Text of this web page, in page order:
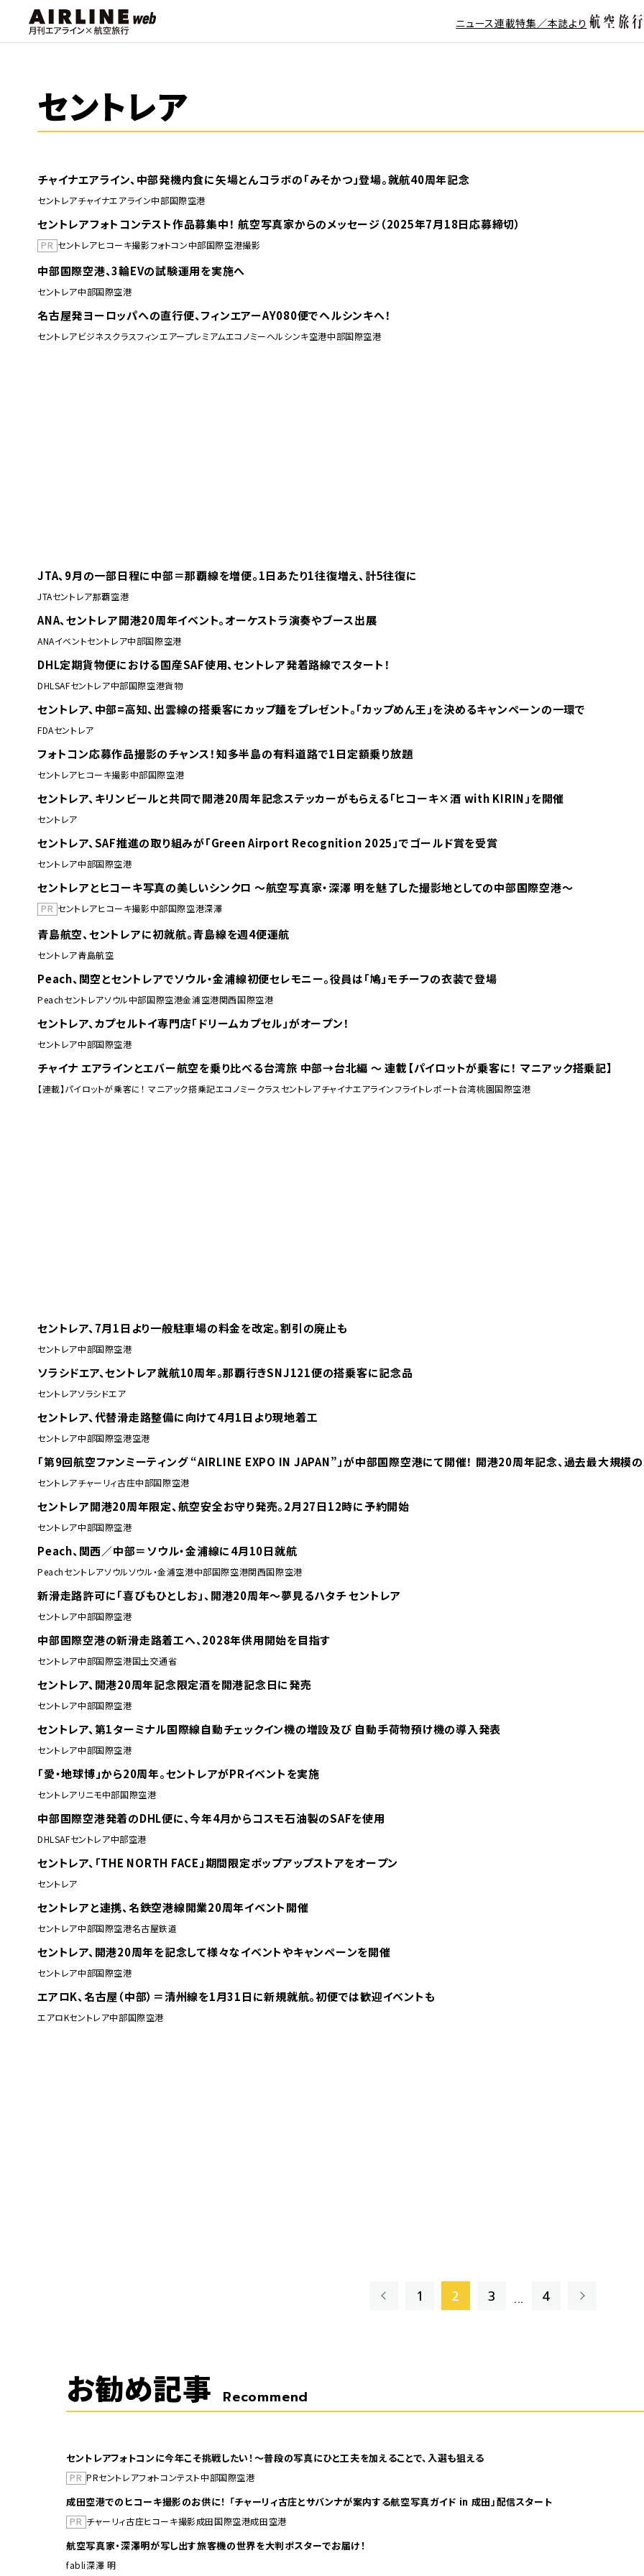
ニュース連載特集／本誌より
セントレア
チャイナエアライン、中部発機内食に矢場とんコラボの「みそかつ」登場。就航40周年記念
セントレアチャイナエアライン中部国際空港
セントレアフォトコンテスト作品募集中！ 航空写真家からのメッセージ（2025年7月18日応募締切）
PR セントレアヒコーキ撮影フォトコン中部国際空港撮影
中部国際空港、3輪EVの試験運用を実施へ
セントレア中部国際空港
名古屋発ヨーロッパへの直行便、フィンエアーAY080便でヘルシンキへ！
セントレアビジネスクラスフィンエアープレミアムエコノミーヘルシンキ空港中部国際空港
JTA、9月の一部日程に中部＝那覇線を増便。1日あたり1往復増え、計5往復に
JTAセントレア那覇空港
ANA、セントレア開港20周年イベント。オーケストラ演奏やブース出展
ANAイベントセントレア中部国際空港
DHL定期貨物便における国産SAF使用、セントレア発着路線でスタート！
DHL SAFセントレア中部国際空港貨物
セントレア、中部=高知、出雲線の搭乗客にカップ麺をプレゼント。「カップめん王」を決めるキャンペーンの一環で
FDAセントレア
フォトコン応募作品撮影のチャンス！知多半島の有料道路で1日定額乗り放題
セントレアヒコーキ撮影中部国際空港
セントレア、キリンビールと共同で開港20周年記念ステッカーがもらえる「ヒコーキ×酒 with KIRIN」を開催
セントレア
セントレア、SAF推進の取り組みが「Green Airport Recognition 2025」でゴールド賞を受賞
セントレア中部国際空港
セントレアとヒコーキ写真の美しいシンクロ 〜航空写真家・深澤 明を魅了した撮影地としての中部国際空港〜
PR セントレアヒコーキ撮影中部国際空港深澤
青島航空、セントレアに初就航。青島線を週4便運航
セントレア青島航空
Peach、関空とセントレアでソウル・金浦線初便セレモニー。役員は「鳩」モチーフの衣装で登場
Peachセントレアソウル中部国際空港金浦空港関西国際空港
セントレア、カプセルトイ専門店「ドリームカプセル」がオープン！
セントレア中部国際空港
チャイナ エアラインとエバー航空を乗り比べる台湾旅 中部→台北編 〜 連載【パイロットが乗客に！ マニアック搭乗記】
【連載】パイロットが乗客に！ マニアック搭乗記エコノミークラス セントレアチャイナエアラインフライトレポート台湾桃園国際空港
セントレア、7月1日より一般駐車場の料金を改定。割引の廃止も
セントレア中部国際空港
ソラシドエア、セントレア就航10周年。那覇行きSNJ121便の搭乗客に記念品
セントレアソラシドエア
セントレア、代替滑走路整備に向けて4月1日より現地着工
セントレア中部国際空港空港
「第9回航空ファンミーティング “AIRLINE EXPO IN JAPAN”」が中部国際空港にて開催！ 開港20周年記念、過去最大規模
セントレアチャーリィ古庄中部国際空港
セントレア開港20周年限定、航空安全お守り発売。2月27日12時に予約開始
セントレア中部国際空港
Peach、関西／中部＝ソウル・金浦線に4月10日就航
Peachセントレアソウルソウル・金浦空港中部国際空港関西国際空港
新滑走路許可に「喜びもひとしお」、開港20周年～夢見るハタチ セントレア
セントレア中部国際空港
中部国際空港の新滑走路着工へ、2028年供用開始を目指す
セントレア中部国際空港国土交通省
セントレア、開港20周年記念限定酒を開港記念日に発売
セントレア中部国際空港
セントレア、第1ターミナル国際線自動チェックイン機の増設及び 自動手荷物預け機の導入発表
セントレア中部国際空港
「愛・地球博」から20周年。セントレアがPRイベントを実施
セントレアリニモ中部国際空港
中部国際空港発着のDHL便に、今年4月からコスモ石油製のSAFを使用
DHL SAFセントレア中部空港
セントレア、「THE NORTH FACE」期間限定ポップアップストアをオープン
セントレア
セントレアと連携、名鉄空港線開業20周年イベント開催
セントレア中部国際空港名古屋鉄道
セントレア、開港20周年を記念して様々なイベントやキャンペーンを開催
セントレア中部国際空港
エアロK、名古屋（中部）＝清州線を1月31日に新規就航。初便では歓迎イベントも
エアロKセントレア中部国際空港
1 2 3 ... 4
お勧め記事 Recommend
セントレアフォトコンに今年こそ挑戦したい！～普段の写真にひと工夫を加えることで、入選も狙える
PR PRセントレアフォトコンテスト中部国際空港
成田空港でのヒコーキ撮影のお供に！ 「チャーリィ古庄とサバンナが案内する航空写真ガイド in 成田」配信スタート
PR チャーリィ古庄ヒコーキ撮影成田国際空港成田空港
航空写真家・深澤明が写し出す旅客機の世界を大判ポスターでお届け！
fabli深澤 明